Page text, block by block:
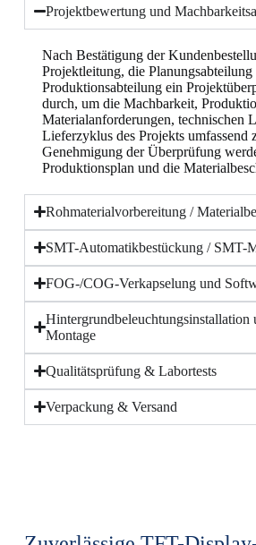
Projektbewertung und
Nach Bestätigung der
Projektleitung, die Planungsabteilung
Produktionsabteilung ein
durch, um die Machbarkeit,
Materialanforderungen, technischen
Lieferzyklus des Projekts umfassend
Genehmigung der Überprüfung
Produktionsplan und die
Rohmaterialvorbereitung /
SMT-Automatikbestückung / SMT-
FOG-/COG-Verkapselung und
Hintergrundbeleuchtungsinstallation
Montage
Qualitätsprüfung & Labortests
Verpackung & Versand